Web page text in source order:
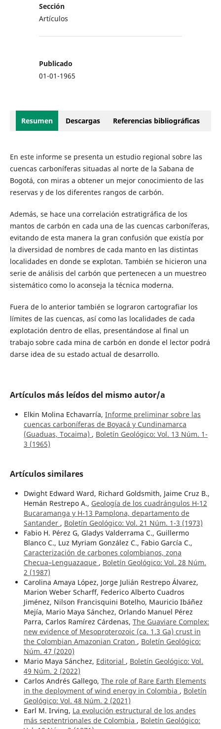
Sección
Artículos
Publicado
01-01-1965
Resumen Descargas Referencias bibliográficas
En este informe se presenta un estudio regional sobre las
cuencas carboníferas situadas al norte de la Sabana de
Bogotá, con miras a obtener un mejor conocimiento de las
reservas y de los diferentes rangos de carbón.
Además, se hace una correlación estratigráfica de los
mantos de carbón en cada una de las cuencas carboníferas,
evitando de esta manera la gran confusión que existía por
la diversidad de nombres de cada manto en las distintas
localidades en donde se explotan. También se hicieron una
serie de análisis del carbón que pertenecen a un muestreo
sistemático como lo aconseja la técnica moderna.
Fuera de lo anterior también se lograron cartografiar los
límites de las cuencas, así como las localidades de cada
explotación dentro de ellas, presentándose al final un
trabajo sobre cada mina de carbón en donde el lector podrá
darse idea de su estado actual de desarrollo.
Artículos más leídos del mismo autor/a
Elkin Molina Echavarría, Informe preliminar sobre las
cuencas carboníferas de Boyacá y Cundinamarca
(Guaduas, Tocaima) , Boletín Geológico: Vol. 13 Núm. 1-
3 (1965)
Artículos similares
Dwight Edward Ward, Richard Goldsmith, Jaime Cruz B.,
Hemán Restrepo A., Geología de los cuadrángulos H-12
Bucaramanga y H-13 Pamplona, departamento de
Santander , Boletín Geológico: Vol. 21 Núm. 1-3 (1973)
Fabio H. Pérez G, Gladys Valderrama C., Guillermo
Blanco C., Luz Myriam González C., Fabio García C.,
Caracterización de carbones colombianos, zona
Checua–Lenguazaque , Boletín Geológico: Vol. 28 Núm.
2 (1987)
Carolina Amaya López, Jorge Julián Restrepo Álvarez,
Marion Weber Scharff, Federico Alberto Cuadros
Jiménez, Nilson Francisquini Botelho, Mauricio Ibáñez
Mejía, Mario Maya Sánchez, Orlando Manuel Pérez
Parra, Carlos Ramírez Cárdenas, The Guaviare Complex:
new evidence of Mesoproterozoic (ca. 1.3 Ga) crust in
the Colombian Amazonian Craton , Boletín Geológico:
Núm. 47 (2020)
Mario Maya Sánchez, Editorial , Boletín Geológico: Vol.
49 Núm. 2 (2022)
Carlos Andrés Gallego, The role of Rare Earth Elements
in the deployment of wind energy in Colombia , Boletín
Geológico: Vol. 48 Núm. 2 (2021)
Earl M. Irving, La evolución estructural de los andes
más septentrionales de Colombia , Boletín Geológico: